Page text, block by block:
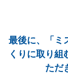
最後に、「ミ
くりに取り組
ただ